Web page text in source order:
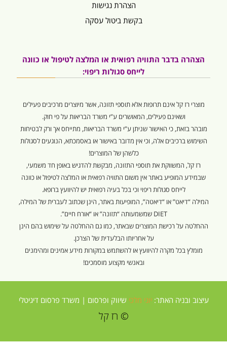
הצהרת נגישות
בקשת ביטול עסקה
הצהרה בדבר התוויה רפואית או המלצה לטיפול או כוונה
לייחס סגולות ריפוי:
מוצרי רז קל אינם תרופות אלא תוספי תזונה, אשר מיוצרים מרכיבים פעילים
ושאינם פעילים, המאושרים ע”י משרד הבריאות על פי חוק.
מובהר בזאת, כי האישור שניתן ע”י משרד הבריאות, מתייחס אך ורק לבטיחות
השימוש ברכיבים אלה, וכי אין מדובר באישור או באסמכתא, הנוגעים לסגולות
כלשהן של המוצרים!
רז קל, המשווקת את תוספי התזונה, מבקשת להדגיש באופן חד משמעי,
שבמידע המופיע באתר אין משום התוויה רפואית או המלצה לטיפול או כוונה
לייחס סגולות ריפוי וכי בכל בעיה רפואית יש להיוועץ ברופא.
המילה “דיאט” או “דיאטה”, המופיעות באתר, הינן שכתוב לעברית של המילה,
DIET שמשמעותה “תזונה” או “אורח חיים”.
ההחלטה על רכישת המוצרים שבאתר, כמו גם ההחלטה על שימוש בהם הינן
על אחריותו הבלעדית של הצרכן.
מומלץ בכל מקרה להיוועץ או להשתמש במקורות מידע אמינים ומהימנים
ובאנשי מקצוע מוסמכים!
עיצוב ובניה האתר:יוני מלכי שיווק ופרסום | משרד פרסום דיגיטלי
© רז קל